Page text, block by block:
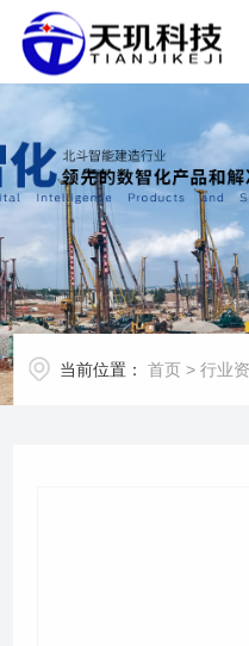
系
解
当前位置： 首页 >行业